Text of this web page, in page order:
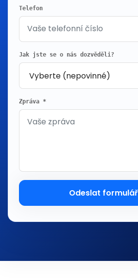
Telefon
Jak jste se o nás dozvěděli?
Zpráva *
Odeslat formulář